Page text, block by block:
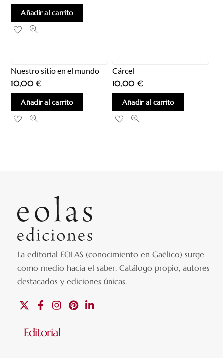
Añadir al carrito
Nuestro sitio en el mundo
10,00€
Añadir al carrito
Cárcel
10,00 €
Añadir al carrito
La editorial EOLAS (conocimiento en Gaélico) surge
como medio hacia el saber.Catálogo propio, autores
destacados y ediciones únicas.
FacebookInstagramPinterest
Editorial